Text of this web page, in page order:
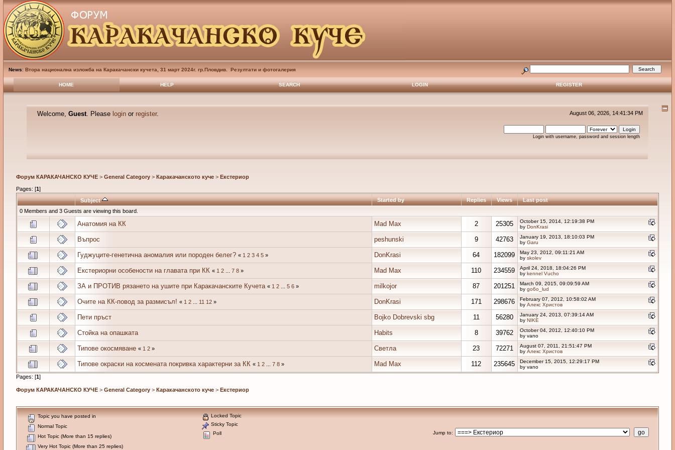
News: Втора национална изложба на Каракачански кучета, 31 март 2024г. гр.Пловдив. Резултати и фотогалерия
HOME HELP SEARCH LOGIN REGISTER
Welcome,Guest. Please login or register. August 06, 2026, 14:41:34 PM
Login with username, password and session length
Форум КАРАКАЧАНСКО КУЧЕ> General Category> Каракачанското куче> Екстериор
Pages: [1]
Subject
Started by Replies Views
Last post
0 Members and 3 Guests are viewing this board.
Анатомия на КК Mad Max 2 25305
October 15, 2014, 12:19:38 PM
by DonKrasi
Въпрос peshunski 9 42763
January 19, 2013, 18:10:03 PM
by Garu
Гуджуците-генетична аномалия или породен белег? « 1 2 3 4 5» DonKrasi 64 182099
May 23, 2012, 09:11:21 AM
by skolev
Екстериорни особености на главата при КК « 1 2... 7 8» Mad Max 110 234559
April 24, 2018, 18:04:26 PM
by kennel Vucho
ЗА и ПРОТИВ рязането на ушите при Каракачанските Кучета « 1 2... 5 6» milkojor 87 201251
March 09, 2015, 09:09:59 AM
by go6o_lud
Очите на КК-повод за размисъл! « 1 2... 11 12» DonKrasi 171 298676
February 07, 2012, 10:58:02 AM
by Алекс Христов
Пети пръст Bojko Dobrevski sbg 11 56280
January 24, 2013, 07:39:14 AM
by NIKE
Стойка на опашката Habits 8 39762
October 04, 2012, 12:40:10 PM
by vano
Типове окосмяване « 1 2» Светла 23 72271
August 07, 2011, 21:51:47 PM
by Алекс Христов
Типове окраски на космената покривка характерни за КК « 1 2... 7 8» Mad Max 112 235645
December 15, 2015, 12:29:17 PM
by vano
Pages: [1]
Форум КАРАКАЧАНСКО КУЧЕ> General Category> Каракачанското куче> Екстериор
Topic you have posted in
Normal Topic
Hot Topic (More than 15 replies)
Very Hot Topic (More than 25 replies)
Locked Topic
Sticky Topic
Poll
Jump to: